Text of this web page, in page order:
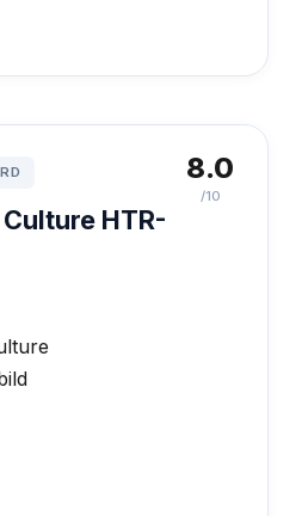
HTR-
8.0
/10